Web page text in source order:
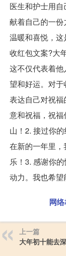
医生和护士用
献着自己的一
温暖和喜悦，
收红包文案?大
这不仅代表着
望和好运。对
表达自己对祝
意和祝福，祝
山！2. 接过你
在新的一年里
乐！3. 感谢你
动力。我也希望
网络
上一篇
大年初十能去